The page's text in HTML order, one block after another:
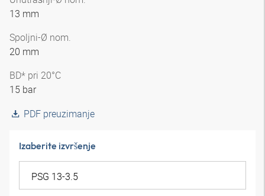
13 mm
Spoljni-Ø nom.
20 mm
BD* pri 20°C
15 bar
PDF preuzimanje
Izaberite izvršenje